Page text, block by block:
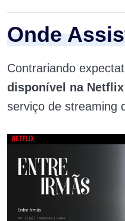
Onde
Contrariando
disponível na Netflix
serviço de streaming